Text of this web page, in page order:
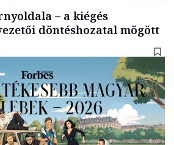
– a kiégés
döntéshozatal mögött